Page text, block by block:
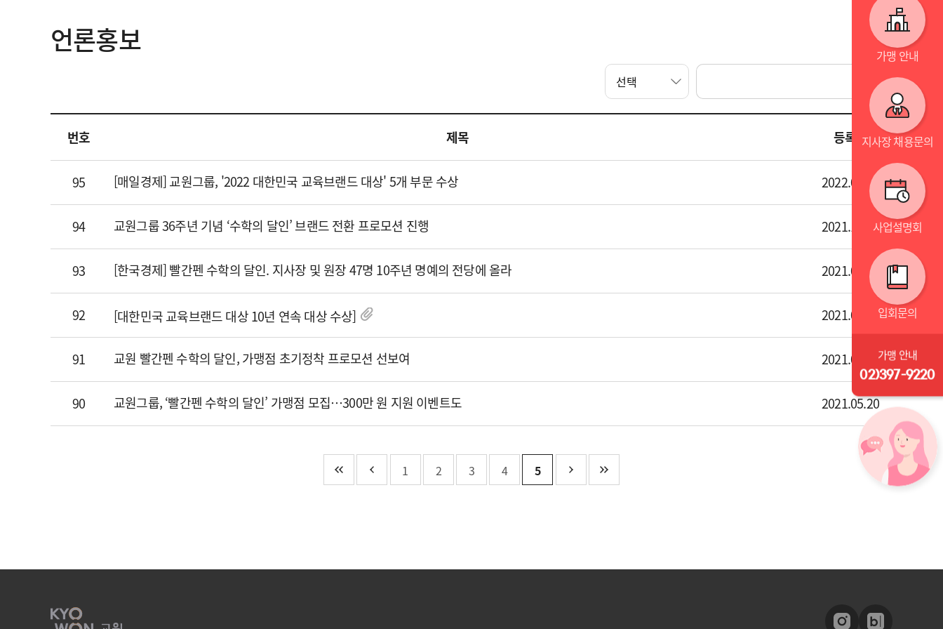
언론홍보
번호 제목 등록일
95 [매일경제] 교원그룹, '2022 대한민국 교육브랜드 대상' 5개 부문 수상 2022.06.22
94 교원그룹 36주년 기념 ‘수학의 달인’ 브랜드 전환 프로모션 진행 2021.11.16
93 [한국경제] 빨간펜 수학의 달인. 지사장 및 원장 47명 10주년 명예의 전당에 올라 2021.08.09
92 [대한민국 교육브랜드 대상 10년 연속 대상 수상] 2021.06.24
91 교원 빨간펜 수학의 달인, 가맹점 초기정착 프로모션 선보여 2021.05.20
90 교원그룹, ‘빨간펜 수학의 달인’ 가맹점 모집…300만 원 지원 이벤트도 2021.05.20
1 2 3 4 5
가맹 안내
지사장 채용문의
사업설명회
입회문의
가맹 안내
02)397-9220